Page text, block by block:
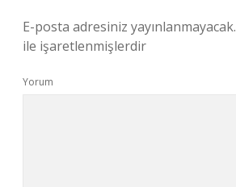
E-posta adresiniz yayınlanmayacak.
ile işaretlenmişlerdir
Yorum